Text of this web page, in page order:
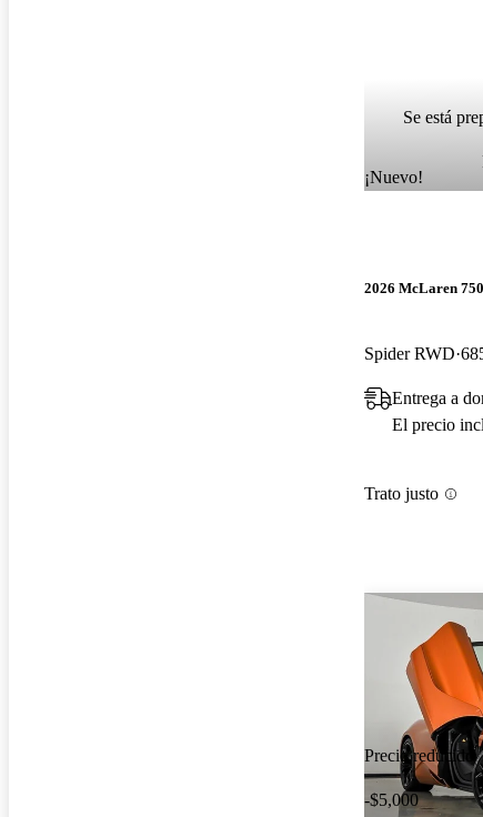
Se está
¡Nuevo!
2026 McLaren
Spider RWD
Entrega a
El precio
Trato justo
Precio reducido
-$5,000